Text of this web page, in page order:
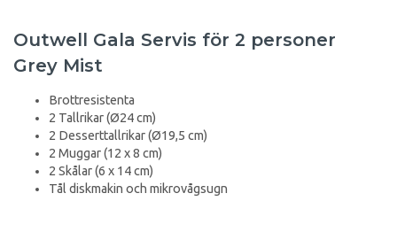
Outwell Gala Servis för 2 personer
Grey Mist
Brottresistenta
2 Tallrikar (Ø24 cm)
2 Desserttallrikar (Ø19,5 cm)
2 Muggar (12 x 8 cm)
2 Skålar (6 x 14 cm)
Tål diskmakin och mikrovågsugn